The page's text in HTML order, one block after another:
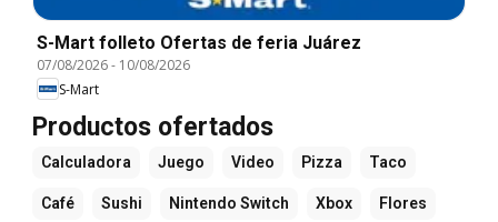
S-Mart folleto Ofertas de feria Juárez
07/08/2026- 10/08/2026
S-Mart
Productos ofertados
Calculadora Juego Video Pizza Taco
Café Sushi Nintendo Switch Xbox Flores